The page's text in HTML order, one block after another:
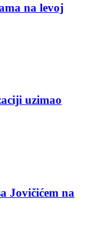
na levoj
uzimao
Jovičićem na